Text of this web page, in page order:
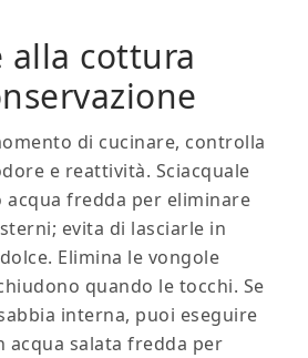
alla cottura
di cucinare, controlla
e reattività. Sciacquale
fredda per eliminare
evita di lasciarle in
Elimina le vongole
quando le tocchi. Se
interna, puoi eseguire
acqua salata fredda per